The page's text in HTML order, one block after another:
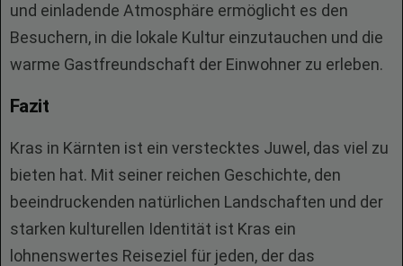
und einladende Atmosphäre ermöglicht es den
Besuchern, in die lokale Kultur einzutauchen und die
warme Gastfreundschaft der Einwohner zu erleben.
Fazit
Kras in Kärnten ist ein verstecktes Juwel, das viel zu
bieten hat. Mit seiner reichen Geschichte, den
beeindruckenden natürlichen Landschaften und der
starken kulturellen Identität ist Kras ein
lohnenswertes Reiseziel für jeden, der das